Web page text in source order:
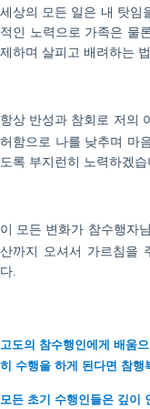
세상의 모든 일은 내 탓임
적인 노력으로 가족은 물
제하며 살피고 배려하는
항상 반성과 참회로 저의
허함으로 나를 낮추며 마
도록 부지런히 노력하겠
이 모든 변화가 참수행자
산까지 오셔서 가르침을
다
고도의 참수행인에게 배움
히 수행을 하게 된다면 참행
모든 초기 수행인들은 깊이